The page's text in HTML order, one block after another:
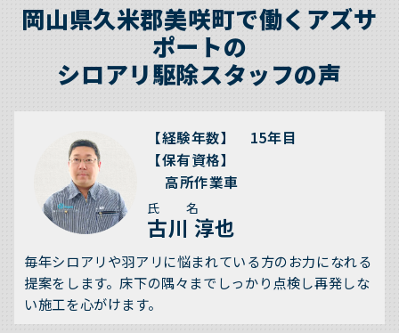
岡山県久米郡美咲町で働くアズサ
ポートの
シロアリ駆除スタッフの声
【経験年数】 15年目
【保有資格】
高所作業車
氏 名
古川 淳也
毎年シロアリや羽アリに悩まれている方のお力になれる
提案をします。床下の隅々までしっかり点検し再発しな
い施工を心がけます。